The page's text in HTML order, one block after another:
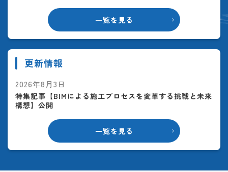
一覧を見る
更新情報
一覧を見る
2026年8月3日
特集記事【BIMによる施工プロセスを変革する挑戦と未来
構想】公開